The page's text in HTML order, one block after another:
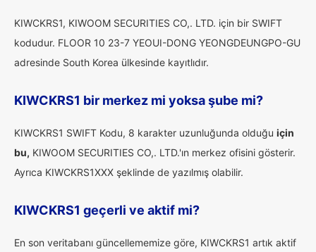
KIWCKRS1, KIWOOM SECURITIES CO,. LTD. için bir SWIFT
kodudur. FLOOR 10 23-7 YEOUI-DONG YEONGDEUNGPO-GU
adresinde South Korea ülkesinde kayıtlıdır.
KIWCKRS1 bir merkez mi yoksa şube mi?
KIWCKRS1 SWIFT Kodu, 8 karakter uzunluğunda olduğu için
bu, KIWOOM SECURITIES CO,. LTD.'ın merkez ofisini gösterir.
Ayrıca KIWCKRS1XXX şeklinde de yazılmış olabilir.
KIWCKRS1 geçerli ve aktif mi?
En son veritabanı güncellememize göre, KIWCKRS1 artık aktif